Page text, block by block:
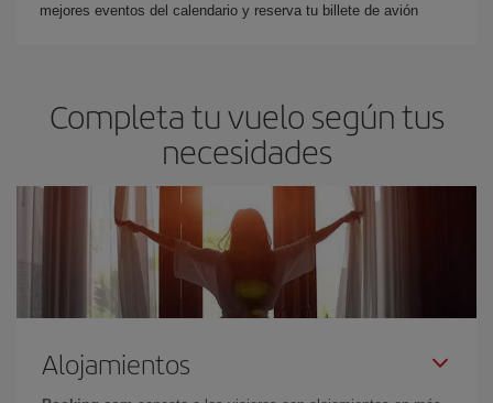
mejores eventos del calendario y reserva tu billete de avión
Completa tu vuelo según tus
necesidades
Alojamientos